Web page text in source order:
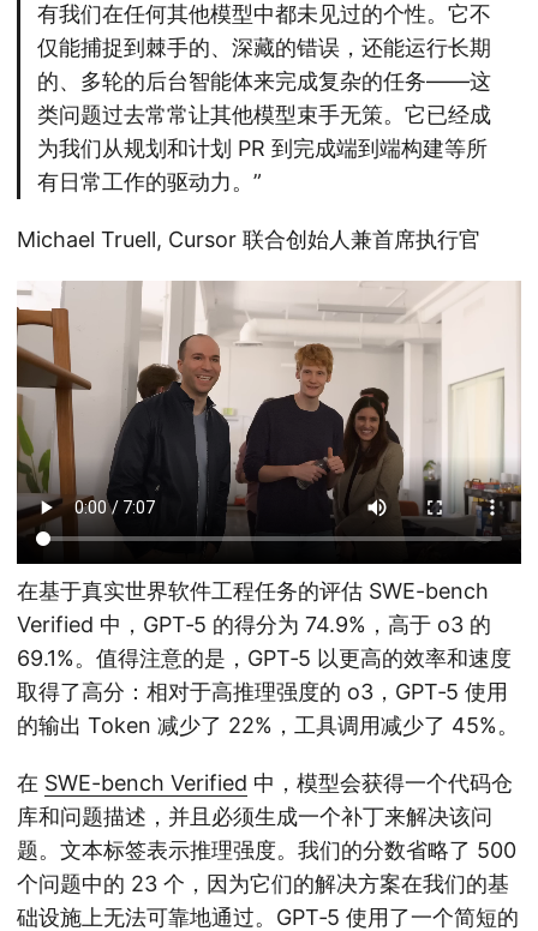
有我们在任何其他模型中都未见过的个性。它不
仅能捕捉到棘手的、深藏的错误，还能运行长期
的、多轮的后台智能体来完成复杂的任务——这
类问题过去常常让其他模型束手无策。它已经成
为我们从规划和计划 PR 到完成端到端构建等所
有日常工作的驱动力。”
Michael Truell, Cursor 联合创始人兼首席执行官
在基于真实世界软件工程任务的评估 SWE-bench
Verified 中，GPT‑5 的得分为 74.9%，高于 o3 的
69.1%。值得注意的是，GPT‑5 以更高的效率和速度
取得了高分：相对于高推理强度的 o3，GPT‑5 使用
的输出 Token 减少了 22%，工具调用减少了 45%。
在 SWE-bench Verified 中，模型会获得一个代码仓
库和问题描述，并且必须生成一个补丁来解决该问
题。文本标签表示推理强度。我们的分数省略了 500
个问题中的 23 个，因为它们的解决方案在我们的基
础设施上无法可靠地通过。GPT‑5 使用了一个简短的